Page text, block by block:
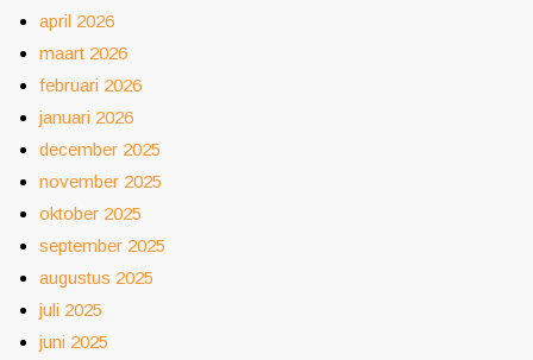
april 2026
maart 2026
februari 2026
januari 2026
december 2025
november 2025
oktober 2025
september 2025
augustus 2025
juli 2025
juni 2025